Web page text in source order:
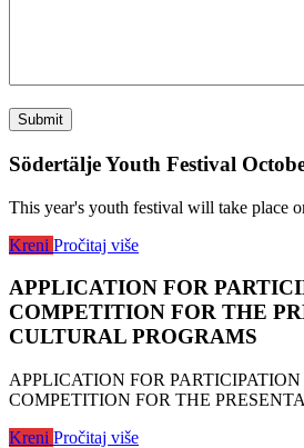
Södertälje Youth Festival
This year's youth festival will take place
Kreni Pročitaj više
APPLICATION FOR
COMPETITION FOR THE
CULTURAL PROGRAMS
APPLICATION FOR
COMPETITION FOR THE
Kreni Pročitaj više